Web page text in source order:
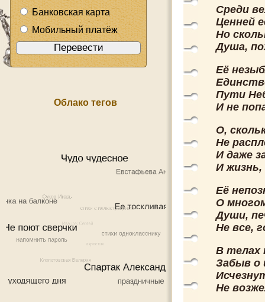
Банковская карта
Мобильный платёж
Облако тегов
Среди
Ценней
Но
Душа,
Её
Пути
И не
О,
Не
И даже
И жизнь,
Её
О
Души,
Не все,
В телах
Забыв о
Не